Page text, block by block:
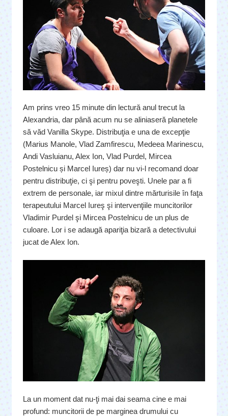
Am prins vreo 15 minute din lectură anul trecut la
Alexandria, dar până acum nu se aliniaseră planetele
să văd Vanilla Skype. Distribuţia e una de excepţie
(Marius Manole, Vlad Zamfirescu, Medeea Marinescu,
Andi Vasluianu, Alex Ion, Vlad Purdel, Mircea
Postelnicu și Marcel Iureș) dar nu vi-l recomand doar
pentru distribuţie, ci şi pentru poveşti. Unele par a fi
extrem de personale, iar mixul dintre mărturisile în faţa
terapeutului Marcel Iureş şi intervenţiile muncitorilor
Vladimir Purdel şi Mircea Postelnicu de un plus de
culoare. Lor i se adaugă apariţia bizară a detectivului
jucat de Alex Ion.
La un moment dat nu-ţi mai dai seama cine e mai
profund: muncitorii de pe marginea drumului cu